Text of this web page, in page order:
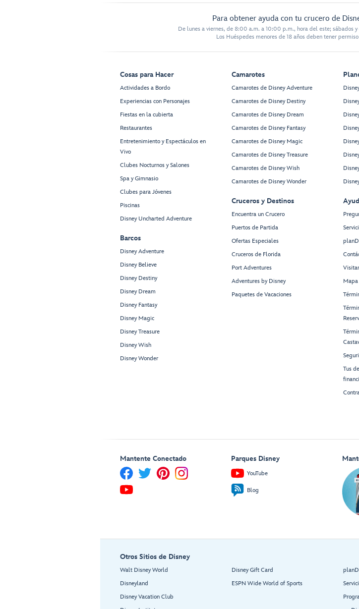
Para obtener ayuda con tu crucero de
De lunes a viernes, de 8:00 a.m. a 10:00 p.m., hora del este;
Los Huéspedes menores de 18 años deben tener
Cosas para Hacer
Actividades a Bordo
Experiencias con Personajes
Fiestas en la cubierta
Restaurantes
Entretenimiento y Espectáculos en
Vivo
Clubes Nocturnos y Salones
Spa y Gimnasio
Clubes para Jóvenes
Piscinas
Disney Uncharted Adventure
Barcos
Disney Adventure
Disney Believe
Disney Destiny
Disney Dream
Disney Fantasy
Disney Magic
Disney Treasure
Disney Wish
Disney Wonder
Camarotes
Camarotes de Disney Adventure
Camarotes de Disney Destiny
Camarotes de Disney Dream
Camarotes de Disney Fantasy
Camarotes de Disney Magic
Camarotes de Disney Treasure
Camarotes de Disney Wish
Camarotes de Disney Wonder
Cruceros y Destinos
Encuentra un Crucero
Puertos de Partida
Ofertas Especiales
Cruceros de Florida
Port Adventures
Adventures by Disney
Paquetes de Vacaciones
Tus
Mantente Conectado Parques Disney
YouTube
Blog
Otros Sitios de Disney
Walt Disney World
Disneyland
Disney Vacation Club
Disney Gift Card
ESPN Wide World of Sports